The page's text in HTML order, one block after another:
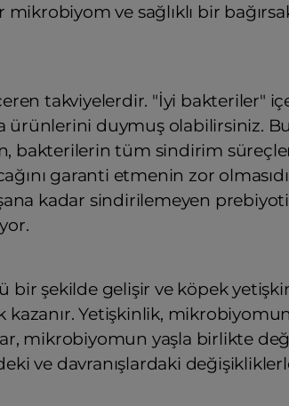
ve sağlıklı bir
takviyelerdir. "İyi bakteriler"
duymuş olabilirsiniz. Bu
bakterilerin tüm sindirim
garanti etmenin zor
kadar sindirilemeyen
şekilde gelişir ve köpek
Yetişkinlik,
mikrobiyomun yaşla birlikte
ve davranışlardaki